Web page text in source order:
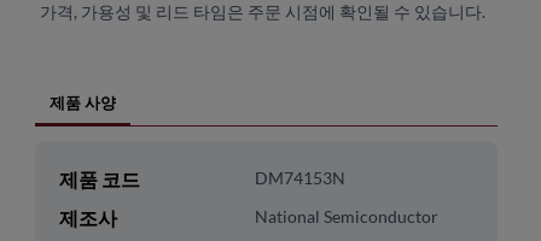
가격, 가용성 및 리드 타임은 주문 시점에 확인될 수 있습니다.
제품 사양
제품 코드 DM74153N
제조사 National Semiconductor